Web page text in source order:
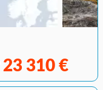
23 310 €